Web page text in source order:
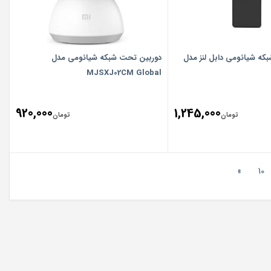
شیائومی دابل لنز مدل
تومان1,245,000
دوربین تحت شبکه شیائومی مدل
MJSXJ02CM Global
تومان920,000
10
»